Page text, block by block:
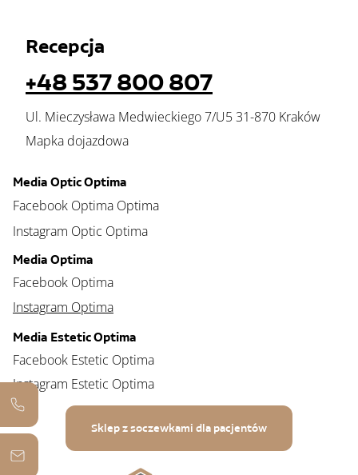
Recepcja
+48 537 800 807
Ul. Mieczysława Medwieckiego 7/U5 31-870 Kraków
Mapka dojazdowa
Media Optima
Facebook Optima
Instagram Optima
Media Optic Optima
Facebook Optima Optima
Instagram Optic Optima
Media Estetic Optima
Facebook Estetic Optima
Instagram Estetic Optima
Sklep z soczewkami dla pacjentów